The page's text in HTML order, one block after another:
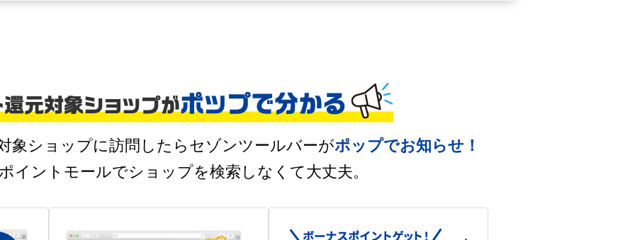
象ショップに訪問したら セゾンツールバーがポップでお知らせ！
イントモールでショップを検索しなくて大丈夫。